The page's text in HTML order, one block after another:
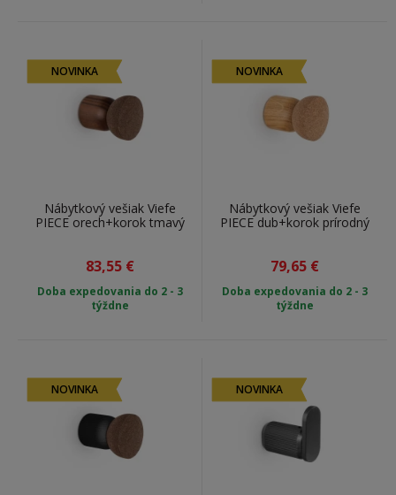
NOVINKA
Nábytkový vešiak Viefe
PIECE orech+korok tmavý
83,55 €
Doba expedovania do 2 - 3
týždne
NOVINKA
Nábytkový vešiak Viefe
PIECE dub+korok prírodný
79,65 €
Doba expedovania do 2 - 3
týždne
NOVINKA NOVINKA